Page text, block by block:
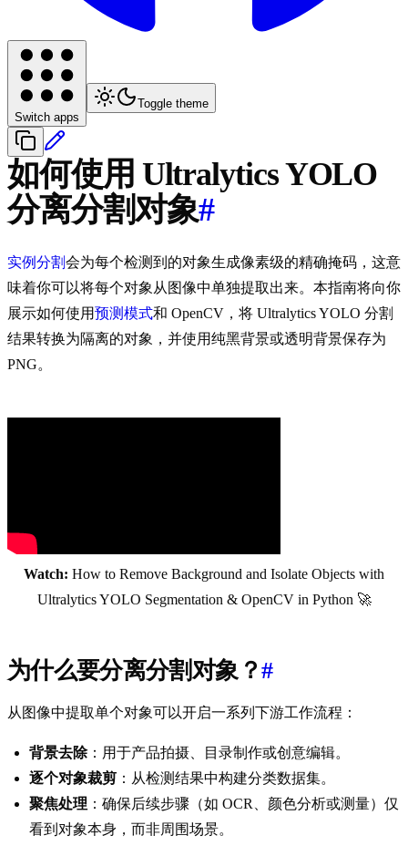
Switch apps
Toggle theme
如何使用 Ultralytics YOLO
分离分割对象#
实例分割会为每个检测到的对象生成像素级的精确掩码，这意
味着你可以将每个对象从图像中单独提取出来。本指南将向你
展示如何使用预测模式和 OpenCV，将 Ultralytics YOLO 分割
结果转换为隔离的对象，并使用纯黑背景或透明背景保存为
PNG。
Watch: How to Remove Background and Isolate Objects with
Ultralytics YOLO Segmentation & OpenCV in Python 🚀
为什么要分离分割对象？#
从图像中提取单个对象可以开启一系列下游工作流程：
背景去除：用于产品拍摄、目录制作或创意编辑。
逐个对象裁剪 ：从检测结果中构建分类数据集。
聚焦处理 ：确保后续步骤（如 OCR、颜色分析或测量）仅
看到对象本身，而非周围场景。